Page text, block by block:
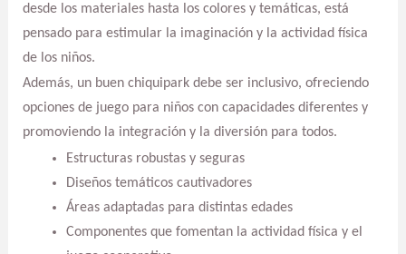
desde los materiales hasta los colores y temáticas, está
pensado para estimular la imaginación y la actividad física
de los niños.
Además, un buen chiquipark debe ser inclusivo, ofreciendo
opciones de juego para niños con capacidades diferentes y
promoviendo la integración y la diversión para todos.
Estructuras robustas y seguras
Diseños temáticos cautivadores
Áreas adaptadas para distintas edades
Componentes que fomentan la actividad física y el